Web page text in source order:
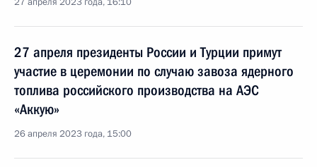
27 апреля президенты России и Турции примут
участие в церемонии по случаю завоза ядерного
топлива российского производства на АЭС
«Аккую»
26 апреля 2023 года, 15:00